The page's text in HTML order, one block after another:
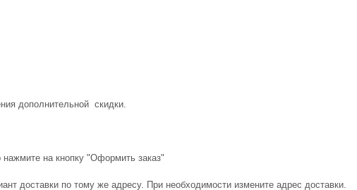
дополнительной скидки.
на кнопку "Оформить заказ"
доставки по тому же адресу. При необходимости измените адрес доставки.